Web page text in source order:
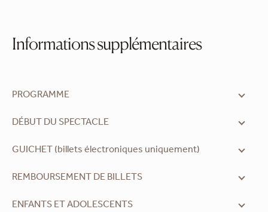
Informations supplémentaires
PROGRAMME
DÉBUT DU SPECTACLE
GUICHET (billets électroniques uniquement)
REMBOURSEMENT DE BILLETS
ENFANTS ET ADOLESCENTS